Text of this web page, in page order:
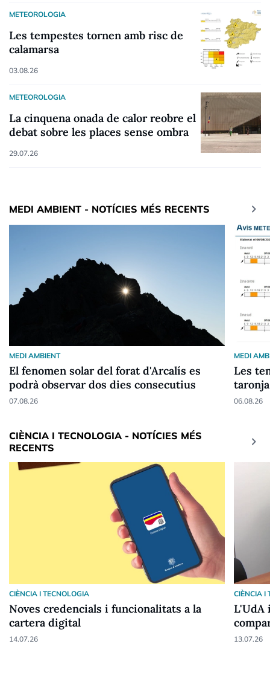
METEOROLOGIA
Les tempestes tornen amb risc de
calamarsa
03.08.26
METEOROLOGIA
La cinquena onada de calor reobre el
debat sobre les places sense ombra
29.07.26
MEDI AMBIENT - NOTÍCIES MÉS RECENTS keyboard_arrow_right
MEDI AMBIENT
El fenomen solar del forat d'Arcalís es
podrà observar dos dies consecutius
07.08.26
MEDI
Les
06.08.26
CIÈNCIA I TECNOLOGIA - NOTÍCIES MÉS
RECENTS
keyboard_arrow_right
CIÈNCIA I TECNOLOGIA
Noves credencials i funcionalitats a la
cartera digital
14.07.26
CIÈNCIA I
L'UdA
13.07.26